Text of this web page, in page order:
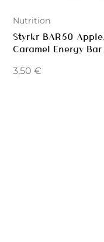
Nutrition
Styrkr BAR50
Caramel Energy Bar
3,50 €